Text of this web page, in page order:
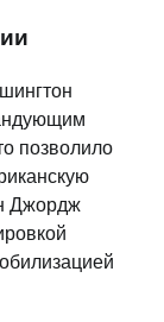
позволило
Джордж